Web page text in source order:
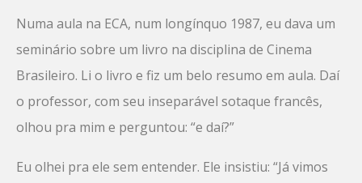
Numa aula na ECA, num longínquo 1987, eu dava um
seminário sobre um livro na disciplina de Cinema
Brasileiro. Li o livro e fiz um belo resumo em aula. Daí
o professor, com seu inseparável sotaque francês,
olhou pra mim e perguntou: “e daí?”
Eu olhei pra ele sem entender. Ele insistiu: “Já vimos